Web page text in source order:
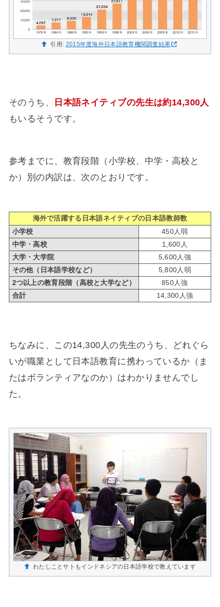
引用: 2015年度海外日本語教育機関調査結果
そのうち、
日本語ネイティブの先生は約14,300人
もいるそうです。
参考までに、教育段階（小学校、中学・高校と
か）別の内訳は、次のとおりです。
海外で活躍する日本語ネイティブの日本語教師数
小学校
450人弱
中学・高校
1,600人
大学・大学院
5,600人強
その他（日本語学校など）
5,800人弱
2つ以上の教育段階（高校と大学など）
850人強
合計
14,300人強
ちなみに、この14,300人の先生のうち、どれぐら
いが職業として日本語教育に携わっているか（ま
たはボランティアなのか）はわかりませんでし
た。
わたしことサトもインドネシアの日本語学校で教えています